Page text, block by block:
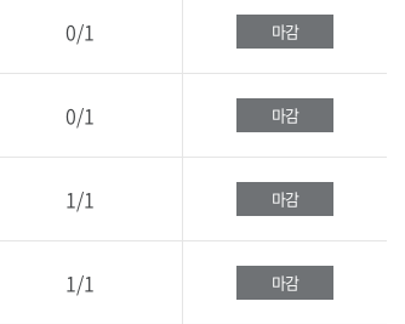
0/1 마감
0/1 마감
1/1 마감
1/1 마감